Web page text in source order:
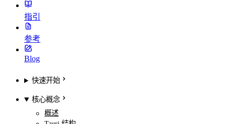
指引
参考
Blog
快速开始
核心概念
概述